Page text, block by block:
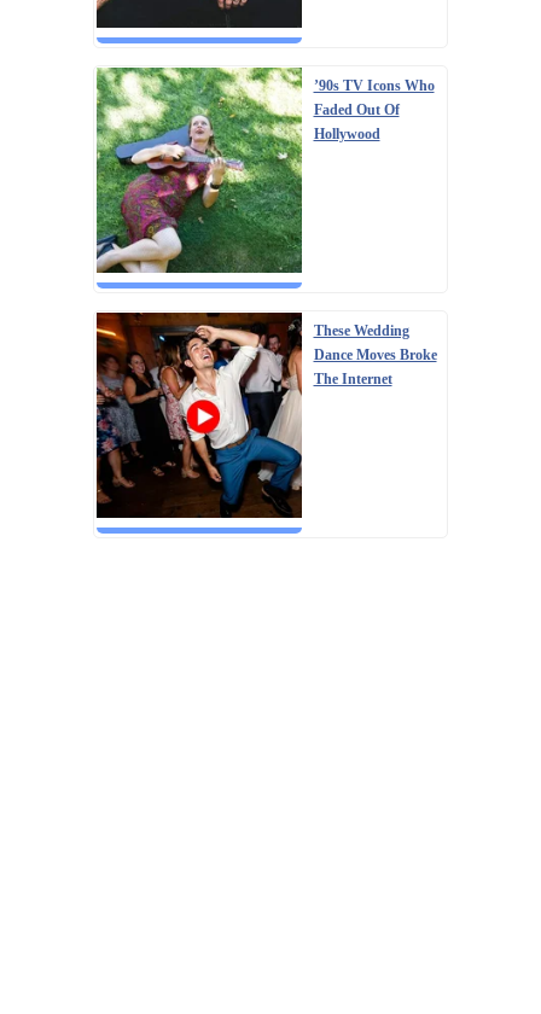
’90s TV Icons Who
Faded Out Of
Hollywood
These Wedding
Dance Moves Broke
The Internet